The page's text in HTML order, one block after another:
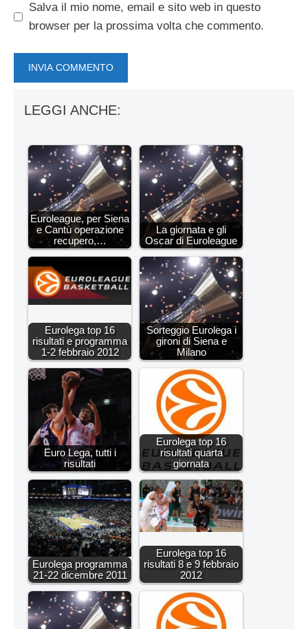
Salva il mio nome, email e sito web in questo
browser per la prossima volta che commento.
LEGGI ANCHE:
Euroleague, per Siena
e Cantù operazione
recupero,…
La giornata e gli
Oscar di Euroleague
Eurolega top 16
risultati e programma
1-2 febbraio 2012
Sorteggio Eurolega i
gironi di Siena e
Milano
Euro Lega, tutti i
risultati
Eurolega top 16
risultati quarta
giornata
Eurolega programma
21-22 dicembre 2011
Eurolega top 16
risultati 8 e 9 febbraio
2012